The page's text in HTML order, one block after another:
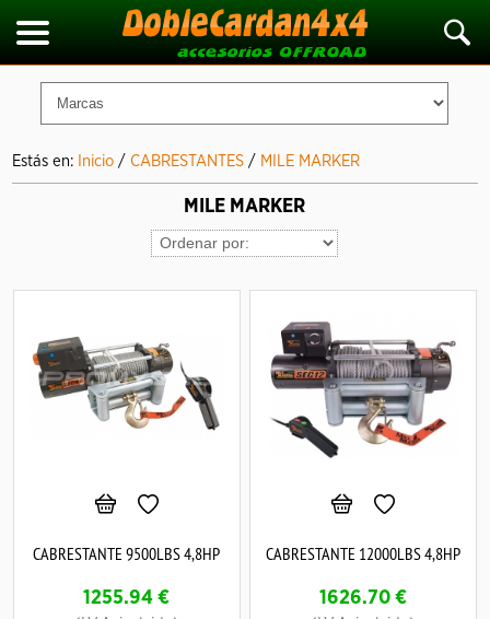
Estás en: Inicio /CABRESTANTES / MILE MARKER
MILE MARKER
CABRESTANTE 9500LBS 4,8HP
1255.94 €
CABRESTANTE 12000LBS 4,8HP
1626.70 €